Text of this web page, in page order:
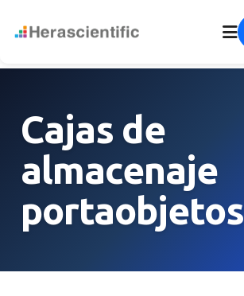
Cajas de
almacenaje
portaobjetos